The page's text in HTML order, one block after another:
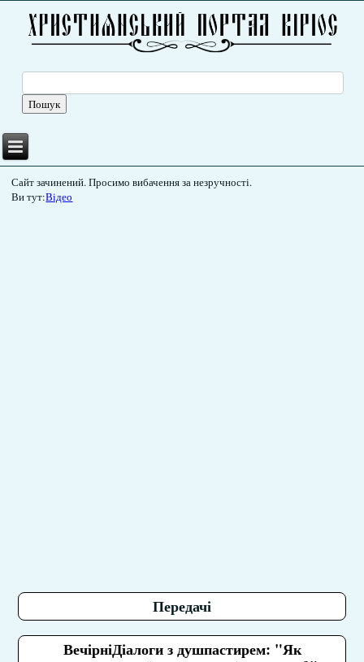
Сайт зачинений. Просимо вибачення за незручності.
Ви тут:Відео
Передачі
ВечірніДіалоги з душпастирем: "Як